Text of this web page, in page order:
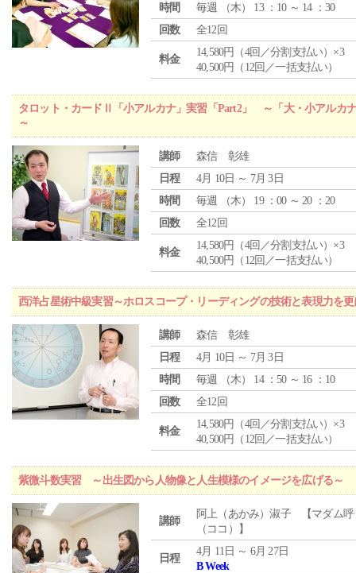
時間
毎週 （木） 13 ：10 ～ 14 ：30
回数
全12回
料金
14,580円（4回／分割支払い）×3
40,500円（12回／一括支払い）
タロット・カードⅡ「小アルカナ」実習「Part2」 ～「大・小アルカ
～
講師
森信 彰雄
日程
4月 10日 ～ 7月 3日
時間
毎週 （木） 19 ：00 ～ 20 ：20
回数
全12回
料金
14,580円（4回／分割支払い）×3
40,500円（12回／一括支払い）
西洋占星術中級実習～ホロスコープ・リーディングの技術と表現力を
講師
森信 彰雄
日程
4月 10日 ～ 7月 3日
時間
毎週 （木） 14 ：50 ～ 16 ：10
回数
全12回
料金
14,580円（4回／分割支払い）×3
40,500円（12回／一括支払い）
紫微斗数実習 ～出生図から人物像と人生模様のイメージを広げる～
講師
阿上（あかみ）淑子 【マダム呼
（ココ）】
日程
4月 11日 ～ 6月 27日
B Week